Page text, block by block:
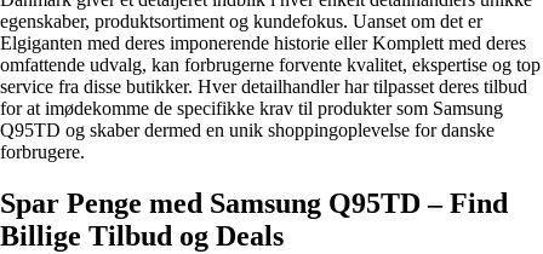
egenskaber, produktsortiment og kundefokus. Uanset om det er
Elgiganten med deres imponerende historie eller Komplett med deres
omfattende udvalg, kan forbrugerne forvente kvalitet, ekspertise og top
service fra disse butikker. Hver detailhandler har tilpasset deres tilbud
for at imødekomme de specifikke krav til produkter som Samsung
Q95TD og skaber dermed en unik shoppingoplevelse for danske
forbrugere.
Spar Penge med Samsung Q95TD – Find
Billige Tilbud og Deals